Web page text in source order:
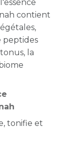
contient
peptides
la
tonifie et